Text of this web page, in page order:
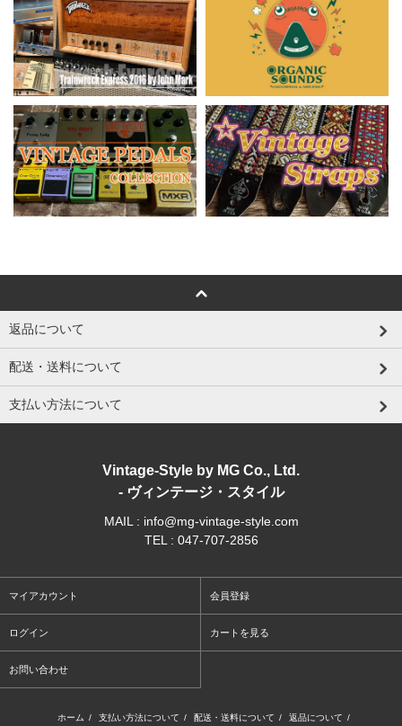
返品について
配送・送料について
支払い方法について
Vintage-Style by MG Co., Ltd.
- ヴィンテージ・スタイル
MAIL : info@mg-vintage-style.com
TEL : 047-707-2856
マイアカウント 会員登録
ログイン カートを見る
お問い合わせ
ホーム / 支払い方法について / 配送・送料について / 返品について /